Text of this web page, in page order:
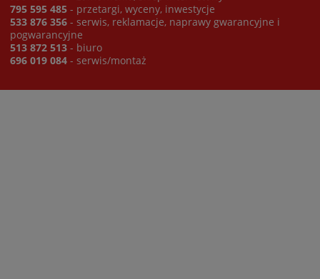
795 595 485 - przetargi, wyceny, inwestycje
533 876 356 - serwis, reklamacje, naprawy gwarancyjne i
pogwarancyjne
513 872 513 - biuro
696 019 084 - serwis/montaż